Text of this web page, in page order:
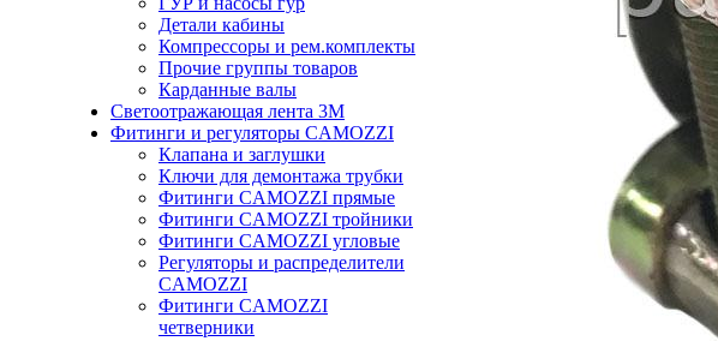
Детали кабины
Компрессоры и рем.комплекты
Прочие группы товаров
Карданные валы
Светоотражающая лента 3М
Фитинги и регуляторы CAMOZZI
Клапана и заглушки
Ключи для демонтажа трубки
Фитинги CAMOZZI прямые
Фитинги CAMOZZI тройники
Фитинги CAMOZZI угловые
Регуляторы и распределители
CAMOZZI
Фитинги CAMOZZI
четверники